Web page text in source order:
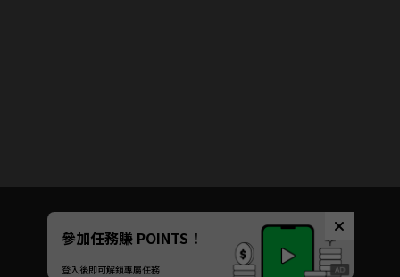
Unmute
如有不便請見諒
參加任務賺 POINTS！
登入後即可解鎖專屬任務